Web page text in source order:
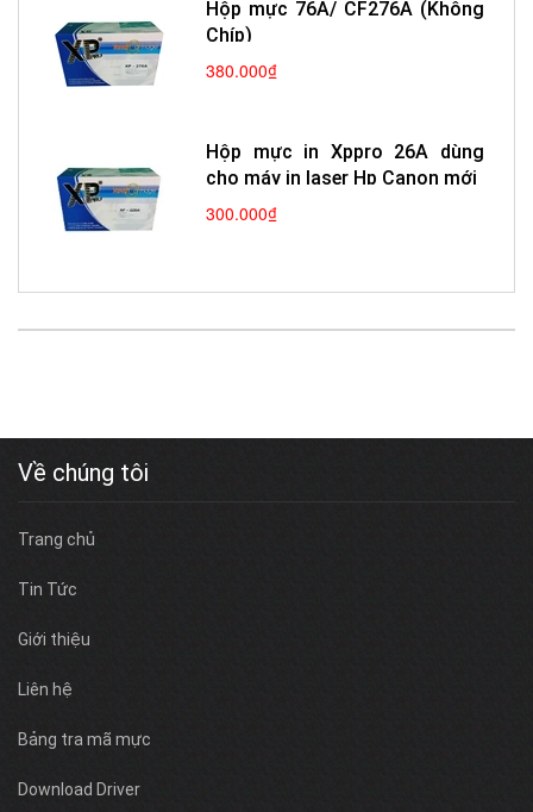
Hộp mực 76A/ CF276A (Không
Chíp)
380.000₫
Hộp mực in Xppro 26A dùng
cho máy in laser Hp Canon mới
300.000₫
Về chúng tôi
Trang chủ
Tin Tức
Giới thiệu
Liên hệ
Bảng tra mã mực
Download Driver